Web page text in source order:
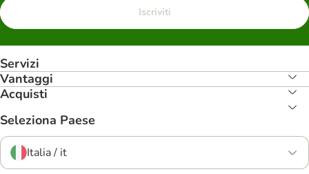
Iscriviti
Servizi
Vantaggi
Acquisti
Seleziona Paese
Italia / it